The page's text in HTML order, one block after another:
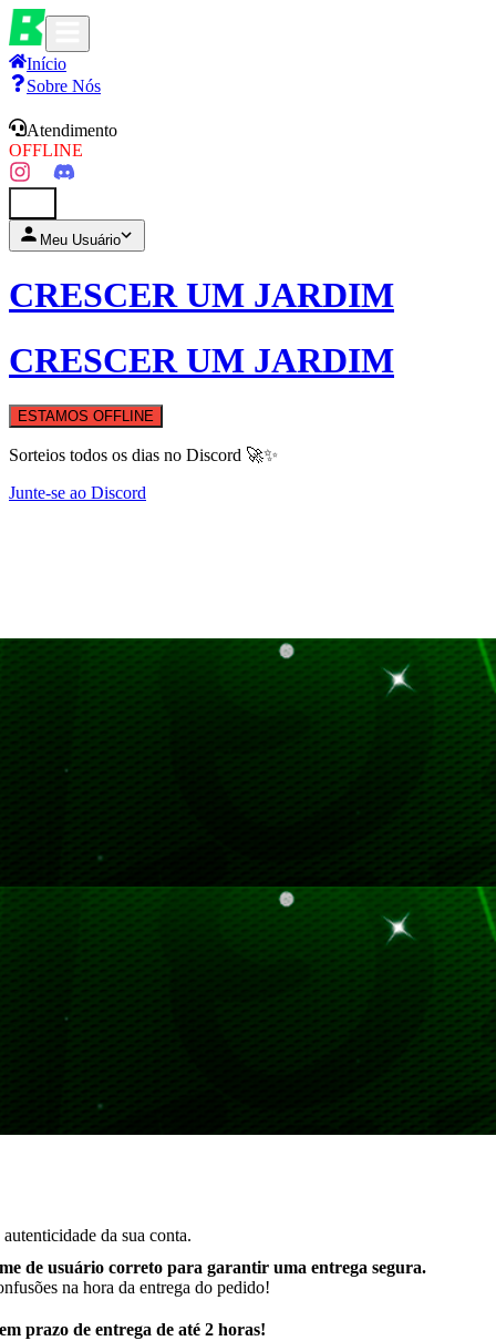
Início
Sobre Nós
Atendimento
OFFLINE
Meu Usuário
CRESCER UM JARDIM
CRESCER UM JARDIM
ESTAMOS OFFLINE
Sorteios todos os dias no Discord 🚀✨
Junte-se ao Discord
da sua conta.
de usuário correto para garantir uma entrega segura.
na hora da entrega do pedido!
prazo de entrega de até 2 horas!